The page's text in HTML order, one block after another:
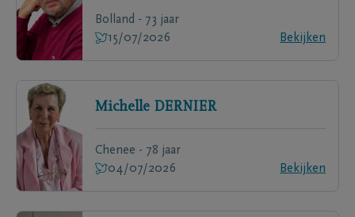
Bolland - 73 jaar
15/07/2026
Bekijken
Michelle DERNIER
Chenee - 78 jaar
04/07/2026
Bekijken